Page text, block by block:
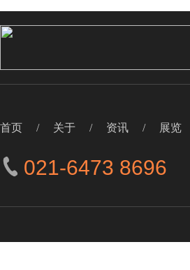
021-6473 8696
首页 / 关于 / 资讯 / 展览